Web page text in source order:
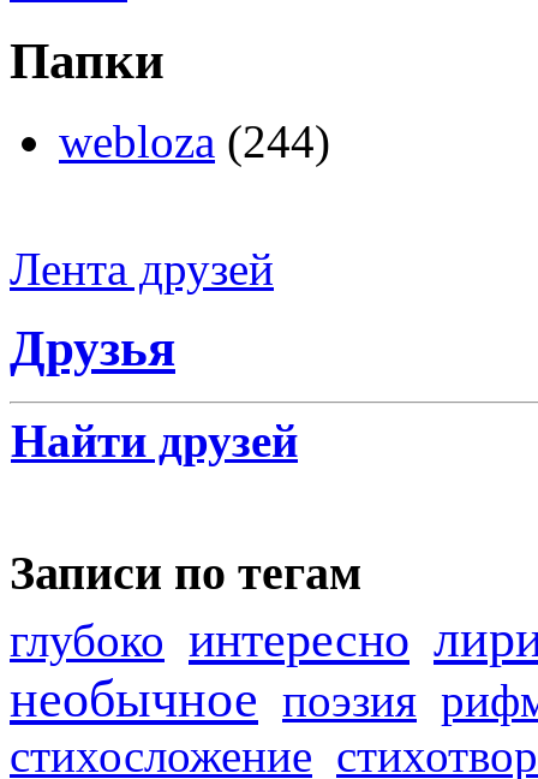
Папки
webloza (244)
Лента друзей
Друзья
Найти друзей
Записи по тегам
глубоко интересно
необычное поэзия
стихосложение